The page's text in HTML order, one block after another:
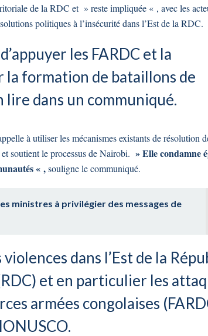
de la RDC et » reste impliquée « , avec les
politiques à l’insécurité dans l’Est de la RDC.
les FARDC et la
la formation de bataillons de
lire dans un communiqué.
à utiliser les mécanismes existants de résolution
soutient le processus de Nairobi. » Elle condamne
« ,souligne le communiqué.
ministres à privilégier des messages de
dans l’Est de la
et en particulier les
armées congolaises